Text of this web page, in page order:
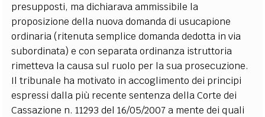
presupposti, ma dichiarava ammissibile la
proposizione della nuova domanda di usucapione
ordinaria (ritenuta semplice domanda dedotta in via
subordinata) e con separata ordinanza istruttoria
rimetteva la causa sul ruolo per la sua prosecuzione.
Il tribunale ha motivato in accoglimento dei principi
espressi dalla più recente sentenza della Corte dei
Cassazione n. 11293 del 16/05/2007 a mente dei quali